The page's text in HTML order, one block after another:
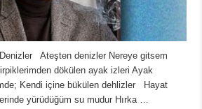
Ateşten denizler Nereye gitsem
dökülen ayak izleri Ayak
Kendi içine bükülen dehlizler Hayat
yürüdüğüm su mudur Hırka …